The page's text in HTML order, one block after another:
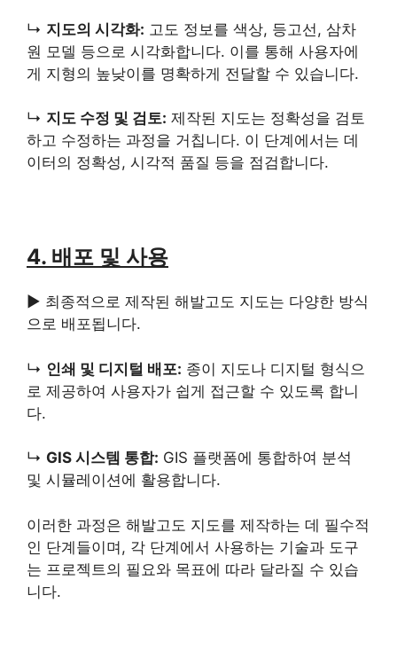
↳ 지도의 시각화: 고도 정보를 색상, 등고선, 삼차
원 모델 등으로 시각화합니다. 이를 통해 사용자에
게 지형의 높낮이를 명확하게 전달할 수 있습니다.
↳ 지도 수정 및 검토: 제작된 지도는 정확성을 검토
하고 수정하는 과정을 거칩니다. 이 단계에서는 데
이터의 정확성, 시각적 품질 등을 점검합니다.
4. 배포 및 사용
▶ 최종적으로 제작된 해발고도 지도는 다양한 방식
으로 배포됩니다.
↳ 인쇄 및 디지털 배포: 종이 지도나 디지털 형식으
로 제공하여 사용자가 쉽게 접근할 수 있도록 합니
다.
↳ GIS 시스템 통합: GIS 플랫폼에 통합하여 분석
및 시뮬레이션에 활용합니다.
이러한 과정은 해발고도 지도를 제작하는 데 필수적
인 단계들이며, 각 단계에서 사용하는 기술과 도구
는 프로젝트의 필요와 목표에 따라 달라질 수 있습
니다.